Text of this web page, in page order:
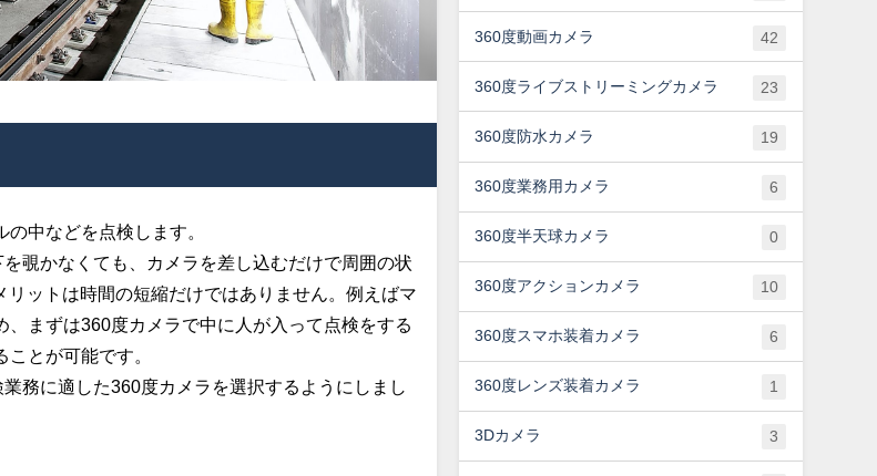
中などを点検します。
覗かなくても、カメラを差し込むだけで周囲の状
ットは時間の短縮だけではありません。例えばマ
まずは360度カメラで中に人が入って点検をする
とが可能です。
務に適した360度カメラを選択するようにしまし
360度動画カメラ 42
360度ライブストリーミングカメラ 23
360度防水カメラ 19
360度業務用カメラ 6
360度半天球カメラ 0
360度アクションカメラ 10
360度スマホ装着カメラ 6
360度レンズ装着カメラ 1
3Dカメラ 3